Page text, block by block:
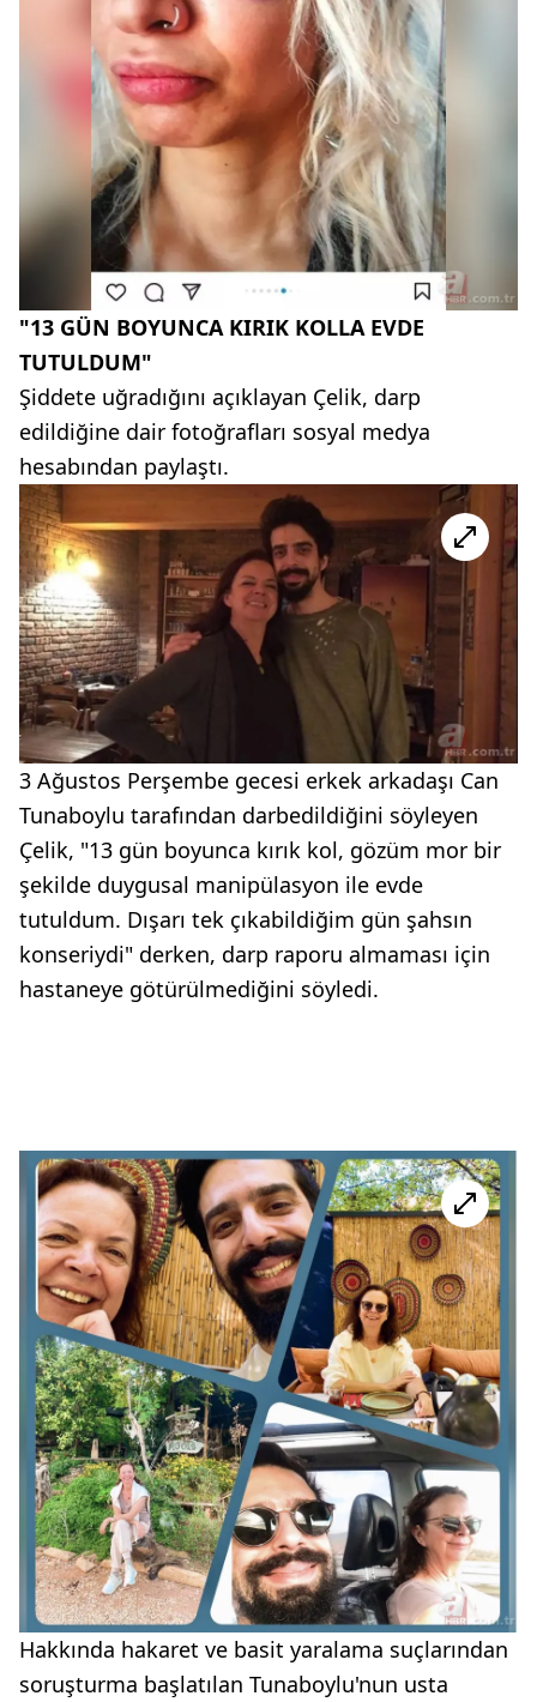
"13 GÜN BOYUNCA KIRIK KOLLA EVDE
TUTULDUM"
Şiddete uğradığını açıklayan Çelik, darp
edildiğine dair fotoğrafları sosyal medya
hesabından paylaştı.
3 Ağustos Perşembe gecesi erkek arkadaşı Can
Tunaboylu tarafından darbedildiğini söyleyen
Çelik, "13 gün boyunca kırık kol, gözüm mor bir
şekilde duygusal manipülasyon ile evde
tutuldum. Dışarı tek çıkabildiğim gün şahsın
konseriydi" derken, darp raporu almaması için
hastaneye götürülmediğini söyledi.
Hakkında hakaret ve basit yaralama suçlarından
soruşturma başlatılan Tunaboylu'nun usta